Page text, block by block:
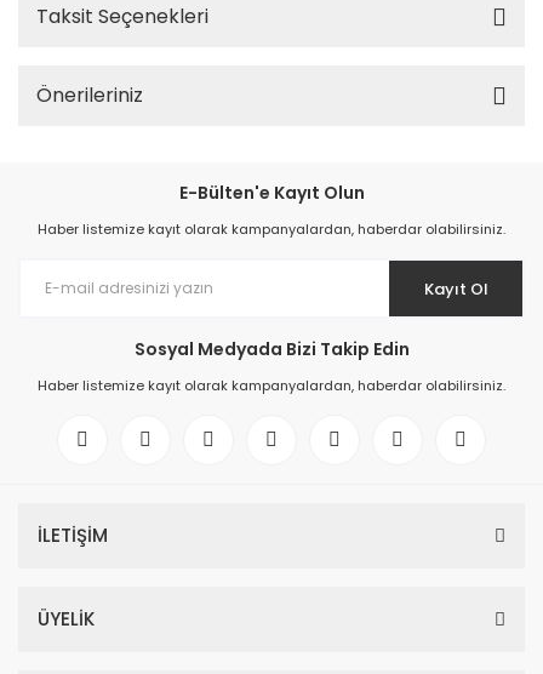
Taksit Seçenekleri
Önerileriniz
E-Bülten'e Kayıt Olun
Haber listemize kayıt olarak kampanyalardan, haberdar olabilirsiniz.
Kayıt Ol
Sosyal Medyada Bizi Takip Edin
Haber listemize kayıt olarak kampanyalardan, haberdar olabilirsiniz.
İLETİŞİM
ÜYELİK